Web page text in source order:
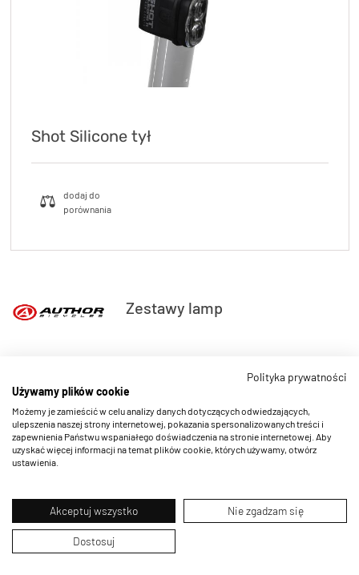
Shot Silicone tył
Zestawy lamp
Polityka prywatności
Używamy plików cookie
Możemy je zamieścić w celu analizy danych dotyczących odwiedzających,
ulepszenia naszej strony internetowej, pokazania spersonalizowanych treści i
zapewnienia Państwu wspaniałego doświadczenia na stronie internetowej. Aby
uzyskać więcej informacji na temat plików cookie, których używamy, otwórz
ustawienia.
Akceptuj wszystko Nie zgadzam się
Dostosuj